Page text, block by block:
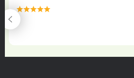
maximální spokojenost
22.06.2025